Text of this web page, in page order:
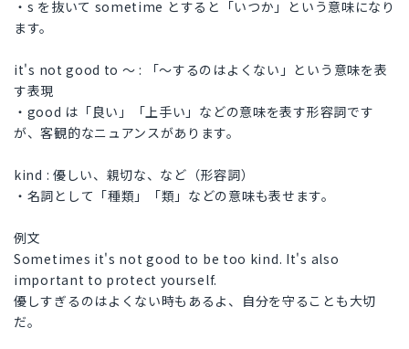
・s を抜いて sometime とすると「いつか」という意味になり
ます。
it's not good to 〜 : 「〜するのはよくない」という意味を表
す表現
・good は「良い」「上手い」などの意味を表す形容詞です
が、客観的なニュアンスがあります。
kind : 優しい、親切な、など（形容詞）
・名詞として「種類」「類」などの意味も表せます。
例文
Sometimes it's not good to be too kind. It's also
important to protect yourself.
優しすぎるのはよくない時もあるよ、自分を守ることも大切
だ。